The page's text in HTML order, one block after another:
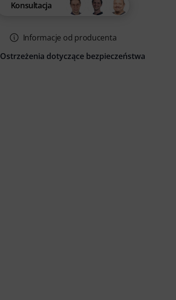
Konsultacja
Informacje od producenta
Ostrzeżenia dotyczące bezpieczeństwa